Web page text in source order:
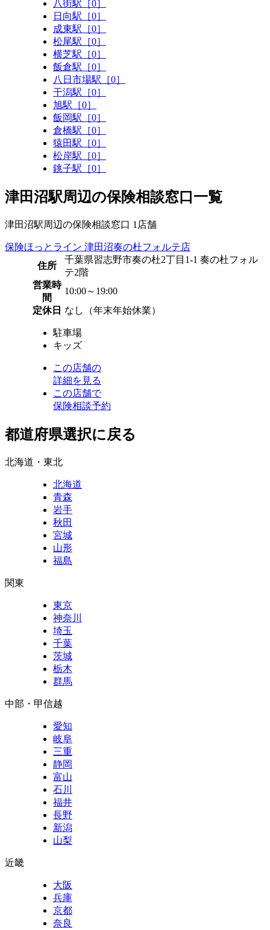
八街駅［0］
日向駅［0］
成東駅［0］
松尾駅［0］
横芝駅［0］
飯倉駅［0］
八日市場駅［0］
干潟駅［0］
旭駅［0］
飯岡駅［0］
倉橋駅［0］
猿田駅［0］
松岸駅［0］
銚子駅［0］
津田沼駅周辺の保険相談窓口一覧
津田沼駅周辺の保険相談窓口 1 店舗
保険ほっとライン 津田沼奏の杜フォルテ店
住所
千葉県習志野市奏の杜2丁目1-1 奏の杜フォル
テ2階
営業時
間
10:00～19:00
定休日 なし（年末年始休業）
駐車場
キッズ
この店舗の
詳細を見る
この店舗で
保険相談予約
都道府県選択に戻る
北海道・東北
北海道
青森
岩手
秋田
宮城
山形
福島
関東
東京
神奈川
埼玉
千葉
茨城
栃木
群馬
中部・甲信越
愛知
岐阜
三重
静岡
富山
石川
福井
長野
新潟
山梨
近畿
大阪
兵庫
京都
奈良